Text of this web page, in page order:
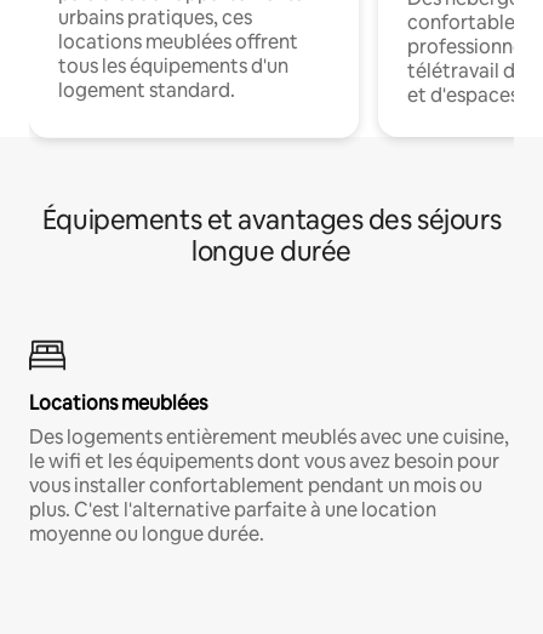
urbains pratiques, ces
locations meublées offrent
tous les équipements d'un
logement standard.
confortables
professionnels
télétravail
et d'espaces
Équipements et avantages des séjours
longue durée
Locations meublées
Des logements entièrement meublés avec une cuisine,
le wifi et les équipements dont vous avez besoin pour
vous installer confortablement pendant un mois ou
plus. C'est l'alternative parfaite à une location
moyenne ou longue durée.